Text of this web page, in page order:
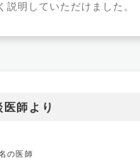
説明していただけました。
師より
の医師